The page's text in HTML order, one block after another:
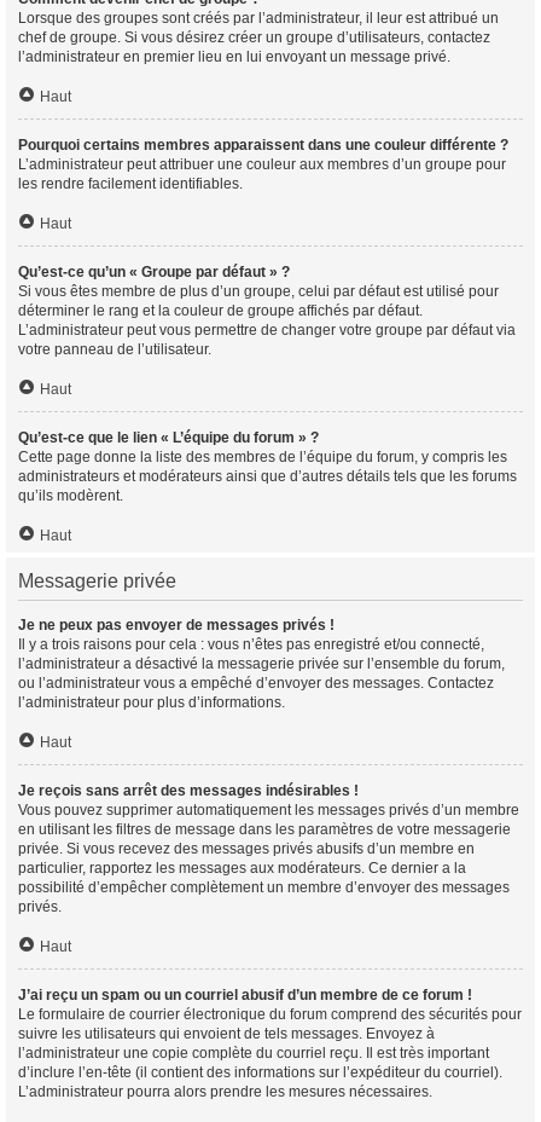
Lorsque des groupes sont créés par l’administrateur, il leur est attribué un
chef de groupe. Si vous désirez créer un groupe d’utilisateurs, contactez
l’administrateur en premier lieu en lui envoyant un message privé.
Haut
Pourquoi certains membres apparaissent dans une couleur différente ?
L’administrateur peut attribuer une couleur aux membres d’un groupe pour
les rendre facilement identifiables.
Haut
Qu’est-ce qu’un « Groupe par défaut » ?
Si vous êtes membre de plus d’un groupe, celui par défaut est utilisé pour
déterminer le rang et la couleur de groupe affichés par défaut.
L’administrateur peut vous permettre de changer votre groupe par défaut via
votre panneau de l’utilisateur.
Haut
Qu’est-ce que le lien « L’équipe du forum » ?
Cette page donne la liste des membres de l’équipe du forum, y compris les
administrateurs et modérateurs ainsi que d’autres détails tels que les forums
qu’ils modèrent.
Haut
Messagerie privée
Je ne peux pas envoyer de messages privés !
Il y a trois raisons pour cela : vous n’êtes pas enregistré et/ou connecté,
l’administrateur a désactivé la messagerie privée sur l’ensemble du forum,
ou l’administrateur vous a empêché d’envoyer des messages. Contactez
l’administrateur pour plus d’informations.
Haut
Je reçois sans arrêt des messages indésirables !
Vous pouvez supprimer automatiquement les messages privés d’un membre
en utilisant les filtres de message dans les paramètres de votre messagerie
privée. Si vous recevez des messages privés abusifs d’un membre en
particulier, rapportez les messages aux modérateurs. Ce dernier a la
possibilité d’empêcher complètement un membre d’envoyer des messages
privés.
Haut
J’ai reçu un spam ou un courriel abusif d’un membre de ce forum !
Le formulaire de courrier électronique du forum comprend des sécurités pour
suivre les utilisateurs qui envoient de tels messages. Envoyez à
l’administrateur une copie complète du courriel reçu. Il est très important
d’inclure l’en-tête (il contient des informations sur l’expéditeur du courriel).
L’administrateur pourra alors prendre les mesures nécessaires.